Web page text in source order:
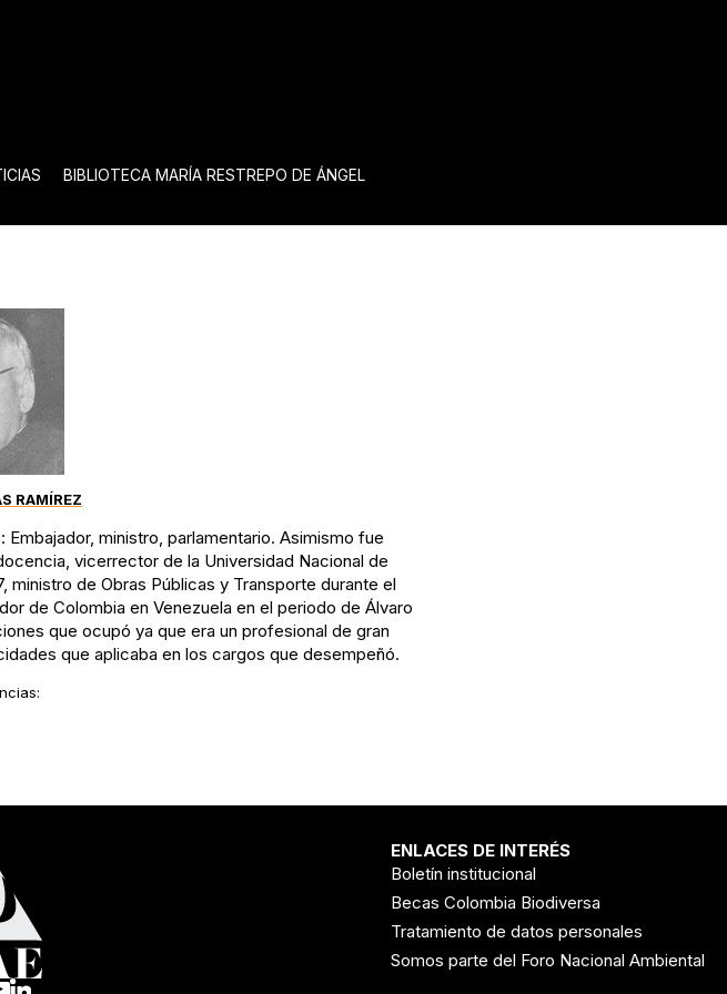
BIBLIOTECA MARÍA RESTREPO DE ÁNGEL
RAMÍREZ
ministro, parlamentario. Asimismo fue
vicerrector de la Universidad Nacional de
de Obras Públicas y Transporte durante el
de Colombia en Venezuela en el periodo de Álvaro
que ocupó ya que era un profesional de gran
que aplicaba en los cargos que desempeñó.
ENLACES DE INTERÉS
Boletín institucional
Becas Colombia Biodiversa
Tratamiento de datos personales
Somos parte del Foro Nacional Ambiental